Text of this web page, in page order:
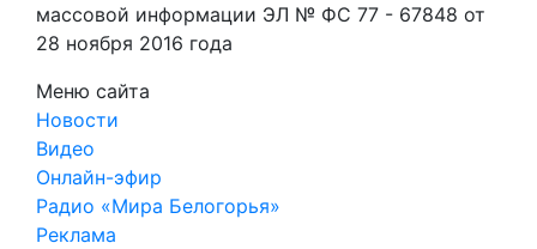
массовой информации ЭЛ № ФС 77 - 67848 от
28 ноября 2016 года
Меню сайта
Новости
Видео
Онлайн-эфир
Радио «Мира Белогорья»
Реклама